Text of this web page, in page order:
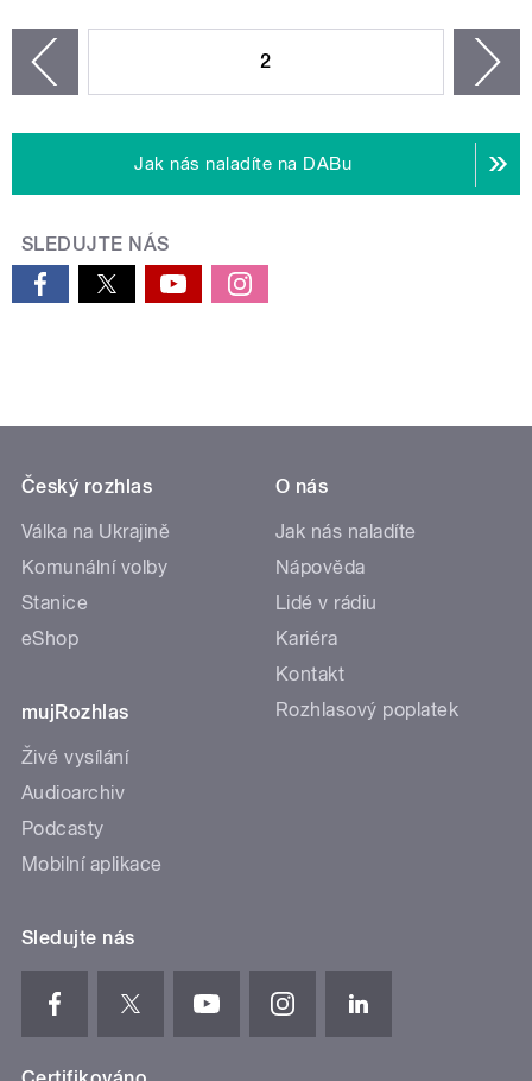
2
Jak nás naladíte na DABu
SLEDUJTE NÁS
Český rozhlas
Válka na Ukrajině
Komunální volby
Stanice
eShop
mujRozhlas
Živé vysílání
Audioarchiv
Podcasty
Mobilní aplikace
O nás
Jak nás naladíte
Nápověda
Lidé v rádiu
Kariéra
Kontakt
Rozhlasový poplatek
Sledujte nás